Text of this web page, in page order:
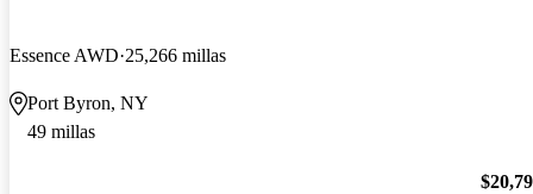
Essence AWD 25,266 millas
Port Byron, NY
49 millas